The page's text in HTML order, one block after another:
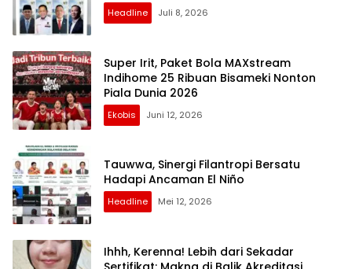
Headline Juli 8, 2026
Super Irit, Paket Bola MAXstream
Indihome 25 Ribuan Bisameki Nonton
Piala Dunia 2026
Ekobis Juni 12, 2026
Tauwwa, Sinergi Filantropi Bersatu
Hadapi Ancaman El Niño
Headline Mei 12, 2026
Ihhh, Kerenna! Lebih dari Sekadar